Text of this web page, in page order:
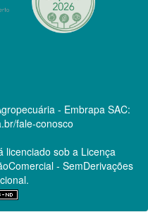
- Embrapa SAC:
fale-conosco
licenciado sob a Licença
- SemDerivações